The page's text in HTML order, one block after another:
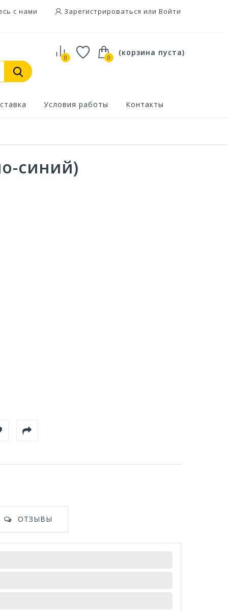
с нами Зарегистрироваться или Войти
0
(корзина пуста)
0
Условия работы Контакты
синий)
ОТЗЫВЫ